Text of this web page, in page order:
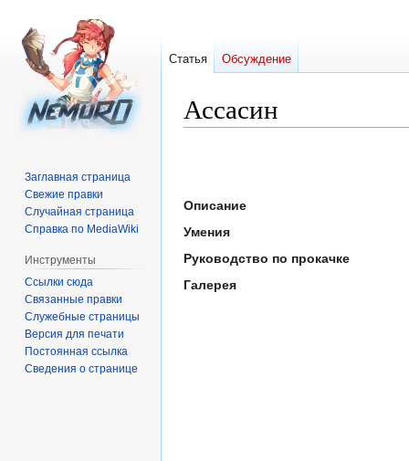
Ассасин
Описание
Умения
Руководство по прокачке
Галерея
Статья Обсуждение
Заглавная страница
Свежие правки
Случайная страница
Справка по MediaWiki
Инструменты
Ссылки сюда
Связанные правки
Служебные страницы
Версия для печати
Постоянная ссылка
Сведения о странице